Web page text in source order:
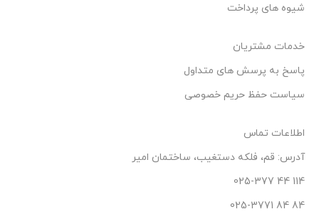
شیوه های پرداخت
خدمات مشتریان
پاسخ به پرسش های متداول
سیاست حفظ حریم خصوصی
اطلاعات تماس
آدرس: قم، فلکه دستغیب، ساختمان امیر
114 44 025-377
84 84 025-3771